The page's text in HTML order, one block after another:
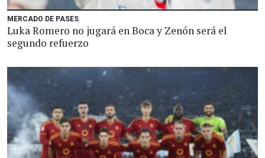
MERCADO DE PASES
Luka Romero no jugará en Boca y Zenón será el
segundo refuerzo